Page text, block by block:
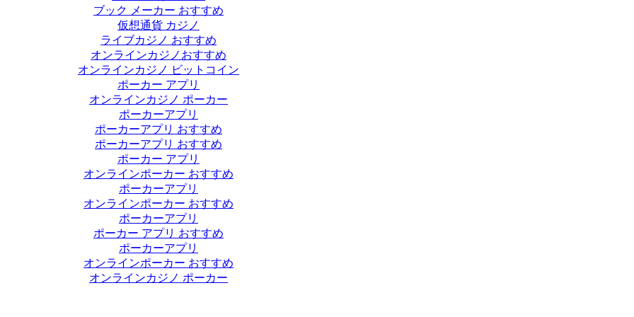
ブック メーカー おすすめ
仮想通貨 カジノ
ライブカジノ おすすめ
オンラインカジノおすすめ
オンラインカジノ ビットコイン
ポーカー アプリ
オンラインカジノ ポーカー
ポーカーアプリ
ポーカーアプリ おすすめ
ポーカーアプリ おすすめ
ポーカー アプリ
オンラインポーカー おすすめ
ポーカーアプリ
オンラインポーカー おすすめ
ポーカーアプリ
ポーカー アプリ おすすめ
ポーカーアプリ
オンラインポーカー おすすめ
オンラインカジノ ポーカー